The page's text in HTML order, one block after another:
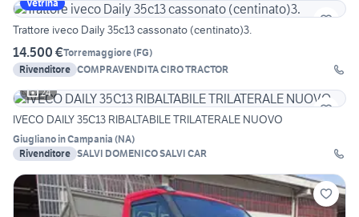
Vetrina
Trattore iveco Daily 35c13 cassonato (centinato)3.
14.500 €Torremaggiore(FG)
Rivenditore COMPRAVENDITA CIRO TRACTOR
24
IVECO DAILY 35C13 RIBALTABILE TRILATERALE NUOVO
Giugliano in Campania (NA)
Rivenditore SALVI DOMENICO SALVI CAR